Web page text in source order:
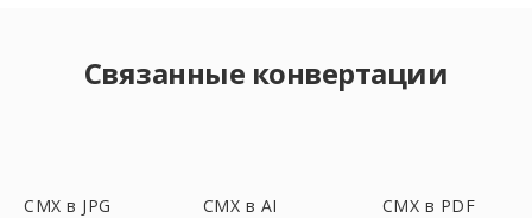
Связанные конвертации
CMX в JPG CMX в AI CMX в PDF